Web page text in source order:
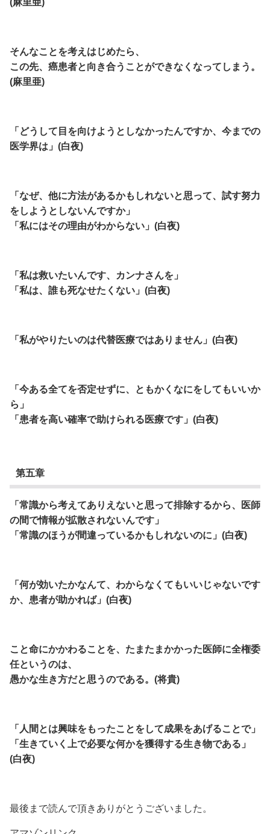
(麻里亜)
そんなことを考えはじめたら、
この先、癌患者と向き合うことができなくなってしまう。
(麻里亜)
「どうして目を向けようとしなかったんですか、今までの
医学界は」(白夜)
「なぜ、他に方法があるかもしれないと思って、試す努力
をしようとしないんですか」
「私にはその理由がわからない」(白夜)
「私は救いたいんです、カンナさんを」
「私は、誰も死なせたくない」(白夜)
「私がやりたいのは代替医療ではありません」(白夜)
「今ある全てを否定せずに、ともかくなにをしてもいいか
ら」
「患者を高い確率で助けられる医療です」(白夜)
第五章
「常識から考えてありえないと思って排除するから、医師
の間で情報が拡散されないんです」
「常識のほうが間違っているかもしれないのに」(白夜)
「何が効いたかなんて、わからなくてもいいじゃないです
か、患者が助かれば」(白夜)
こと命にかかわることを、たまたまかかった医師に全権委
任というのは、
愚かな生き方だと思うのである。(将貴)
「人間とは興味をもったことをして成果をあげることで」
「生きていく上で必要な何かを獲得する生き物である」
(白夜)
最後まで読んで頂きありがとうございました。